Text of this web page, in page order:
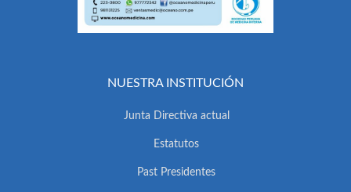
NUESTRA INSTITUCIÓN
Junta Directiva actual
Estatutos
Past Presidentes